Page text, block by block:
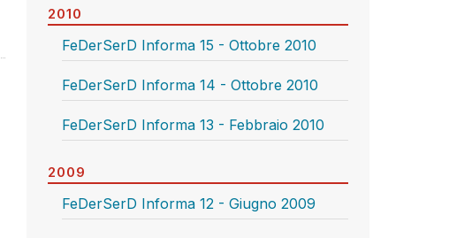
2010
FeDerSerD Informa 15 - Ottobre 2010
FeDerSerD Informa 14 - Ottobre 2010
FeDerSerD Informa 13 - Febbraio 2010
2009
FeDerSerD Informa 12 - Giugno 2009